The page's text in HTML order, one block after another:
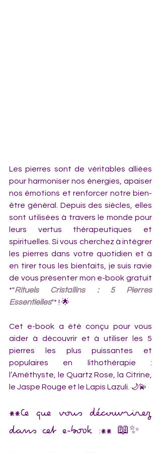
Les pierres sont de véritables alliées
pour harmoniser nos énergies, apaiser
nos émotions et renforcer notre bien-
être général. Depuis des siècles, elles
sont utilisées à travers le monde pour
leurs vertus thérapeutiques et
spirituelles. Si vous cherchez à intégrer
les pierres dans votre quotidien et à
en tirer tous les bienfaits, je suis ravie
de vous présenter mon e-book gratuit
*"Rituels Cristallins : 5 Pierres
Essentielles"* ! 🌟
Cet e-book a été conçu pour vous
aider à découvrir et à utiliser les 5
pierres les plus puissantes et
populaires en lithothérapie :
l’Améthyste, le Quartz Rose, la Citrine,
le Jaspe Rouge et le Lapis Lazuli. 🌙💫
**Ce que vous découvrirez
dans cet e-book :** 📖✨